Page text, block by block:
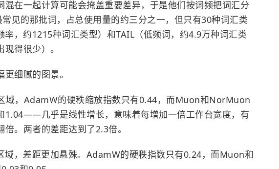
混在一起计算可能会掩盖重要差异，于是他们按词频把词汇分
见的那批词，占总使用量的约三分之一，但只有30种词汇类
率，约1215种词汇类型）和TAIL（低频词，约4.9万种词汇类
得很少）。
细腻的图景。
域，AdamW的硬秩缩放指数只有0.44，而Muon和NorMuon
1.04——几乎是线性增长，意味着每增加一倍工作台宽度，有
。两者的差距达到了2.3倍。
域，差距更加悬殊。AdamW的硬秩指数只有0.24，而Muon和